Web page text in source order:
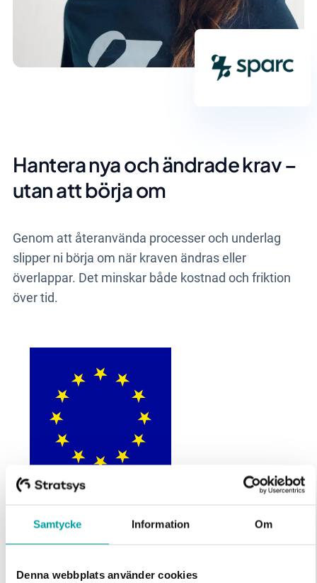
Samtycke Information Om
Denna webbplats använder cookies
Hantera nya och ändrade krav –
utan att börja om
Genom att återanvända processer och underlag
slipper ni börja om när kraven ändras eller
överlappar. Det minskar både kostnad och friktion
över tid.
CSRD kräver att företag rapporterar hållbarhetspåverkan, risker
dubbel väsentlighetsanalys, koppla krav till upplysningar och ta